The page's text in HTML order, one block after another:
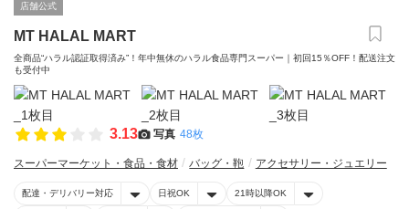
店舗公式
MT HALAL MART
全商品“ハラル認証取得済み”！年中無休のハラル食品専門スーパー｜初回15％OFF！配送注文
も受付中
3.13 写真 48枚
スーパーマーケット・食品・食材 バッグ・鞄 アクセサリー・ジュエリー
配達・デリバリー対応 日祝OK 21時以降OK